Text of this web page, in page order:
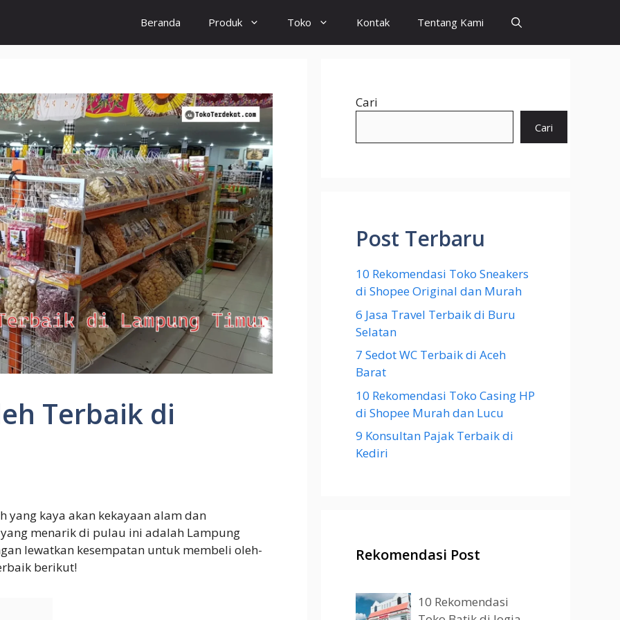
Beranda Produk Toko Kontak Tentang Kami
Terbaik di
yang kaya akan kekayaan alam dan
menarik di pulau ini adalah Lampung
lewatkan kesempatan untuk membeli oleh-
berikut!
Cari
Cari
Post Terbaru
10 Rekomendasi Toko Sneakers
di Shopee Original dan Murah
6 Jasa Travel Terbaik di Buru
Selatan
7 Sedot WC Terbaik di Aceh
Barat
10 Rekomendasi Toko Casing HP
di Shopee Murah dan Lucu
9 Konsultan Pajak Terbaik di
Kediri
Rekomendasi Post
10 Rekomendasi